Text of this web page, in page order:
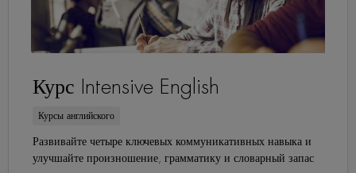
Курс Intensive English
Курсы английского
Развивайте четыре ключевых коммуникативных навыка и
улучшайте произношение, грамматику и словарный запас